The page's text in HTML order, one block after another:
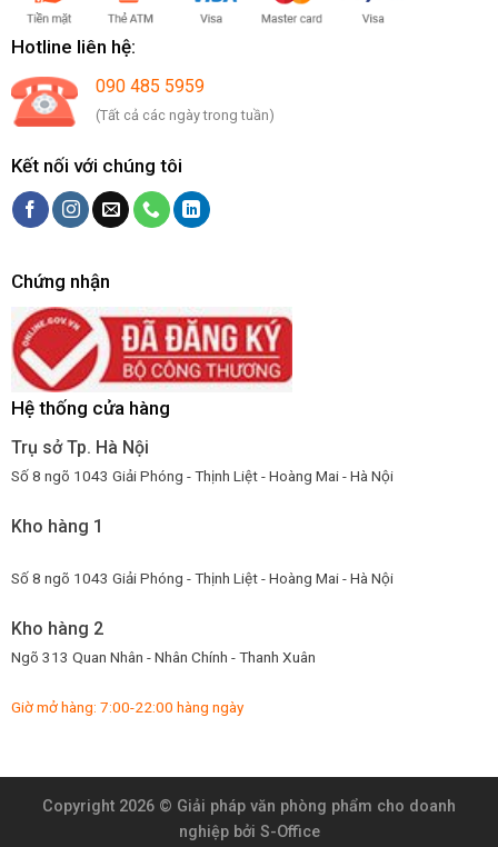
Hotline liên hệ:
090 485 5959
(Tất cả các ngày trong tuần)
Kết nối với chúng tôi
Chứng nhận
Hệ thống cửa hàng
Trụ sở Tp. Hà Nội
Số 8 ngõ 1043 Giải Phóng - Thịnh Liệt - Hoàng Mai - Hà Nội
Kho hàng 1
Số 8 ngõ 1043 Giải Phóng - Thịnh Liệt - Hoàng Mai - Hà Nội
Kho hàng 2
Ngõ 313 Quan Nhân - Nhân Chính - Thanh Xuân
Giờ mở hàng: 7:00-22:00 hàng ngày
Copyright 2026 © Giải pháp văn phòng phẩm cho doanh
nghiệpbởi S-Office